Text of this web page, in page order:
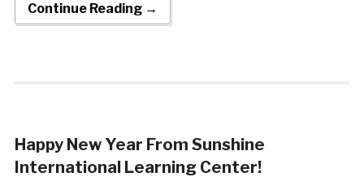
Continue Reading →
Happy New Year From Sunshine
International Learning Center!